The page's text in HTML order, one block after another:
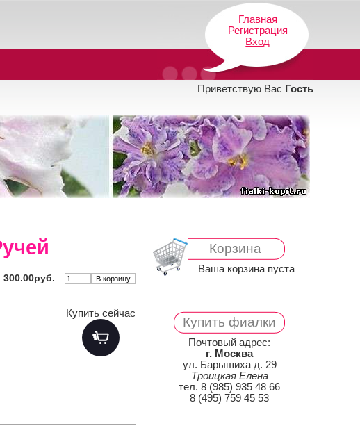
Главная
Регистрация
Вход
Приветствую Вас Гость
300.00руб.
Купить сейчас
Корзина
Ваша корзина пуста
Купить фиалки
Почтовый адрес:
г. Москва
ул. Барышиха д. 29
Троицкая Елена
тел. 8 (985) 935 48 66
8 (495) 759 45 53